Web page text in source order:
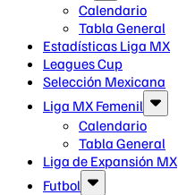
Calendario
Tabla General
Estadísticas Liga MX
Leagues Cup
Selección Mexicana
Liga MX Femenil
Calendario
Tabla General
Liga de Expansión MX
Futbol